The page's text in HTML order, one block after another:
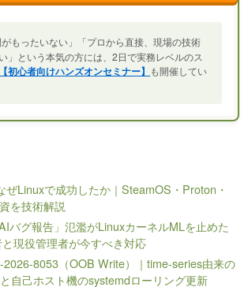
がもったいない」「プロから直接、現場の技術
」という本気の方には、2日で実務レベルのス
【初心者向けハンズオンセミナー】 も開催してい
ぜLinuxで成功したか｜SteamOS・Proton・
を技術解説
バグ報告」氾濫がLinuxカーネルMLを止めた
現役管理者が今すべき対応
8053（OOB Write）｜time-series由来の
自己ホスト機のsystemdローリング更新